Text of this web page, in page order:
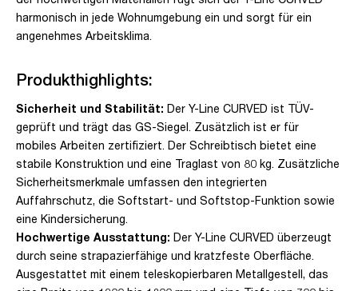
harmonisch in jede Wohnumgebung ein und sorgt für ein
angenehmes Arbeitsklima.
Produkthighlights:
Sicherheit und Stabilität: Der Y-Line CURVED ist TÜV-
geprüft und trägt das GS-Siegel. Zusätzlich ist er für
mobiles Arbeiten zertifiziert. Der Schreibtisch bietet eine
stabile Konstruktion und eine Traglast von 80 kg. Zusätzliche
Sicherheitsmerkmale umfassen den integrierten
Auffahrschutz, die Softstart- und Softstop-Funktion sowie
eine Kindersicherung.
Hochwertige Ausstattung: Der Y-Line CURVED überzeugt
durch seine strapazierfähige und kratzfeste Oberfläche.
Ausgestattet mit einem teleskopierbaren Metallgestell, das